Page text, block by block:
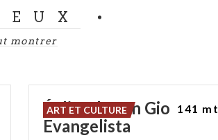
montrer
Église de San Giovanni
Evangelista
ART ET CULTURE 141 mt